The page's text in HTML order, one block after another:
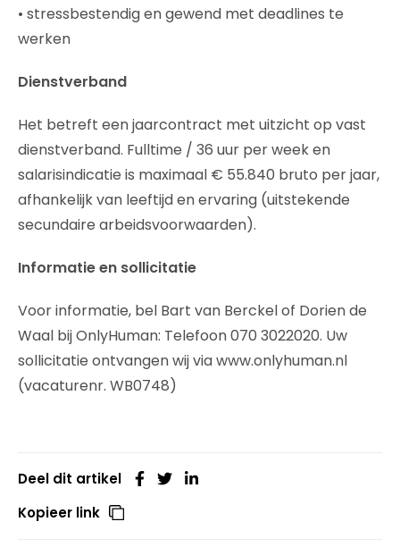
• stressbestendig en gewend met deadlines te
werken
Dienstverband
Het betreft een jaarcontract met uitzicht op vast
dienstverband. Fulltime / 36 uur per week en
salarisindicatie is maximaal € 55.840 bruto per jaar,
afhankelijk van leeftijd en ervaring (uitstekende
secundaire arbeidsvoorwaarden).
Informatie en sollicitatie
Voor informatie, bel Bart van Berckel of Dorien de
Waal bij OnlyHuman: Telefoon 070 3022020. Uw
sollicitatie ontvangen wij via www.onlyhuman.nl
(vacaturenr. WB0748)
Deel dit artikel
Kopieer link